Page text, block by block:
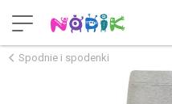
Spodnie i spodenki